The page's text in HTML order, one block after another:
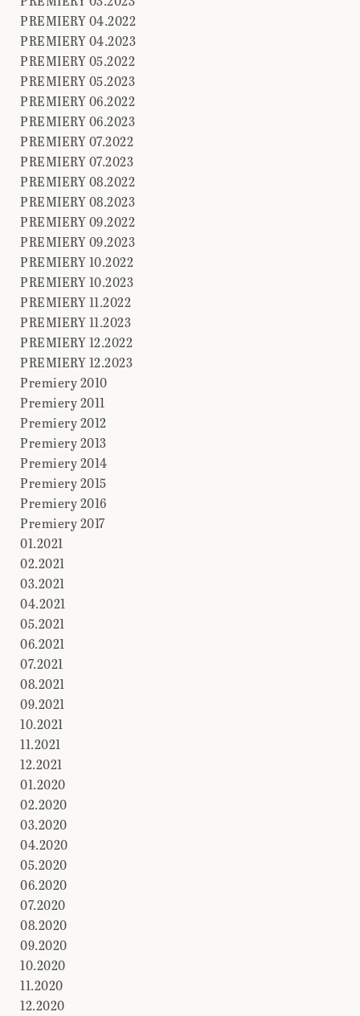
PREMIERY 04.2022
PREMIERY 04.2023
PREMIERY 05.2022
PREMIERY 05.2023
PREMIERY 06.2022
PREMIERY 06.2023
PREMIERY 07.2022
PREMIERY 07.2023
PREMIERY 08.2022
PREMIERY 08.2023
PREMIERY 09.2022
PREMIERY 09.2023
PREMIERY 10.2022
PREMIERY 10.2023
PREMIERY 11.2022
PREMIERY 11.2023
PREMIERY 12.2022
PREMIERY 12.2023
Premiery 2010
Premiery 2011
Premiery 2012
Premiery 2013
Premiery 2014
Premiery 2015
Premiery 2016
Premiery 2017
01.2021
02.2021
03.2021
04.2021
05.2021
06.2021
07.2021
08.2021
09.2021
10.2021
11.2021
12.2021
01.2020
02.2020
03.2020
04.2020
05.2020
06.2020
07.2020
08.2020
09.2020
10.2020
11.2020
12.2020